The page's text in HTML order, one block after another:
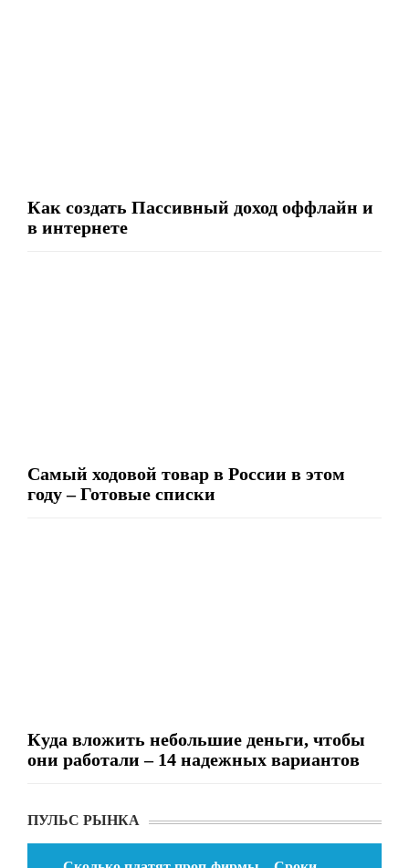
Как создать Пассивный доход оффлайн и
в интернете
Самый ходовой товар в России в этом
году – Готовые списки
Куда вложить небольшие деньги, чтобы
они работали – 14 надежных вариантов
ПУЛЬС РЫНКА